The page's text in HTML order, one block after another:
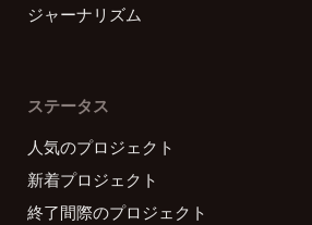
ジャーナリズム
ステータス
人気のプロジェクト
新着プロジェクト
終了間際のプロジェクト